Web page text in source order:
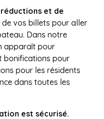
et de
vos billets pour aller
Dans notre
apparaît pour
bonifications pour
pour les résidents
dans toutes les
est sécurisé.